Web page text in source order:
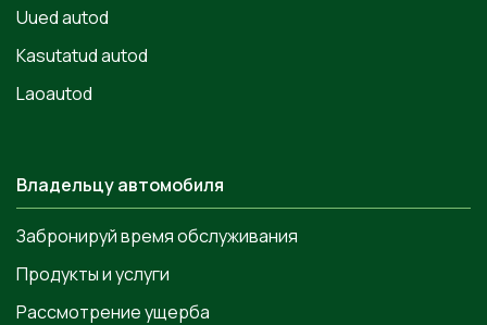
Uued autod
Kasutatud autod
Laoautod
Владельцу автомобиля
Забронируй время обслуживания
Продукты и услуги
Рассмотрение ущерба